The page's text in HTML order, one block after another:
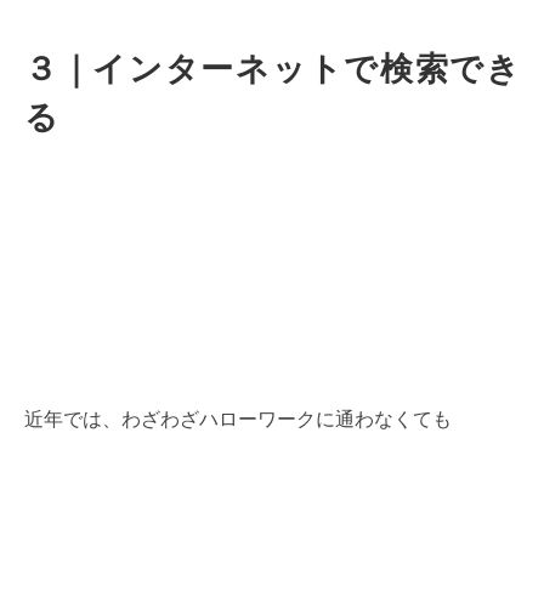
３｜インターネットで検索でき
る
近年では、わざわざハローワークに通わなくても